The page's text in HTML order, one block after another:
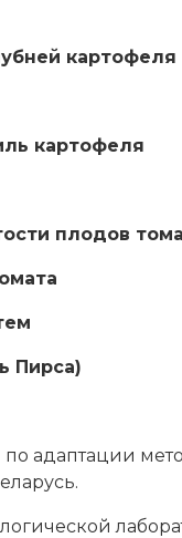
картофеля
картофеля
плодов
Пирса)
адаптации